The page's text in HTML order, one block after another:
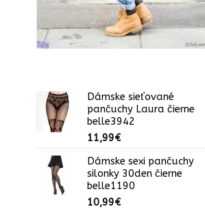
Dámske sieťované
pančuchy Laura čierne
belle3942
11,99€
Dámske sexi pančuchy
silonky 30den čierne
belle1190
10,99€